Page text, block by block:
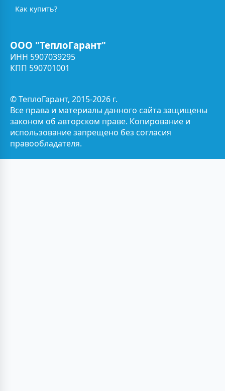
Как купить?
ООО "ТеплоГарант"
ИНН 5907039295
КПП 590701001
© ТеплоГарант, 2015-2026 г.
Все права и материалы данного сайта защищены
законом об авторском праве. Копирование и
использование запрещено без согласия
правообладателя.